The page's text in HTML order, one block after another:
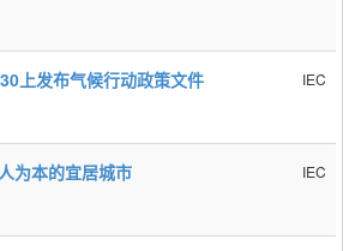
上发布气候行动政策文件
IEC
为本的宜居城市
IEC